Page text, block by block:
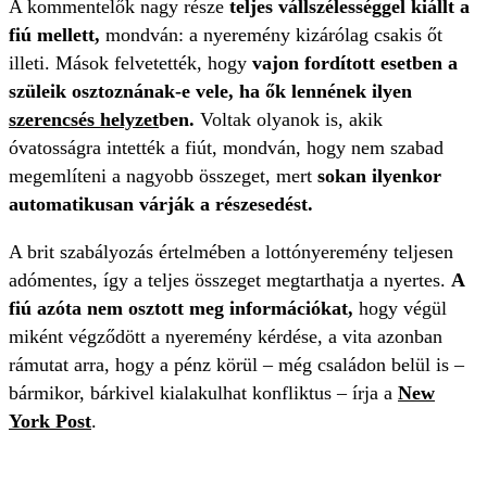
A kommentelők nagy része teljes vállszélességgel kiállt a
fiú mellett, mondván: a nyeremény kizárólag csakis őt
illeti. Mások felvetették, hogy vajon fordított esetben a
szüleik osztoznának-e vele, ha ők lennének ilyen
szerencsés helyzetben. Voltak olyanok is, akik
óvatosságra intették a fiút, mondván, hogy nem szabad
megemlíteni a nagyobb összeget, mert sokan ilyenkor
automatikusan várják a részesedést.
A brit szabályozás értelmében a lottónyeremény teljesen
adómentes, így a teljes összeget megtarthatja a nyertes. A
fiú azóta nem osztott meg információkat, hogy végül
miként végződött a nyeremény kérdése, a vita azonban
rámutat arra, hogy a pénz körül – még családon belül is –
bármikor, bárkivel kialakulhat konfliktus – írja a New
York Post.